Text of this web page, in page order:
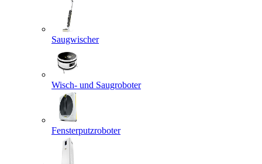
Saugwischer
Wisch- und Saugroboter
Fensterputzroboter